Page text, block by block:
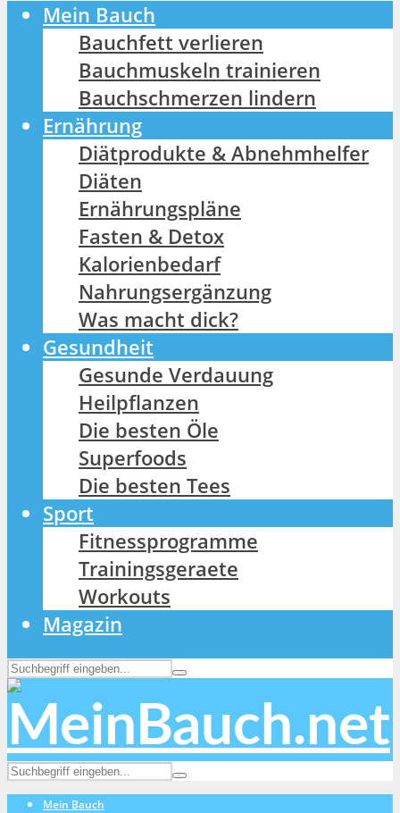
Mein Bauch
Bauchfett verlieren
Bauchmuskeln trainieren
Bauchschmerzen lindern
Ernährung
Diätprodukte & Abnehmhelfer
Diäten
Ernährungspläne
Fasten & Detox
Kalorienbedarf
Nahrungsergänzung
Was macht dick?
Gesundheit
Gesunde Verdauung
Heilpflanzen
Die besten Öle
Superfoods
Die besten Tees
Sport
Fitnessprogramme
Trainingsgeraete
Workouts
Magazin
Mein Bauch